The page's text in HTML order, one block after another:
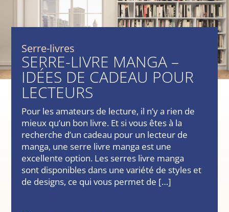
Serre-livres
SERRE-LIVRE MANGA –
IDÉES DE CADEAU POUR
LECTEURS
Pour les amateurs de lecture, il n’y a rien de
mieux qu’un bon livre. Et si vous êtes à la
recherche d’un cadeau pour un lecteur de
manga, une serre livre manga est une
excellente option. Les serres livre manga
sont disponibles dans une variété de styles et
de designs, ce qui vous permet de […]